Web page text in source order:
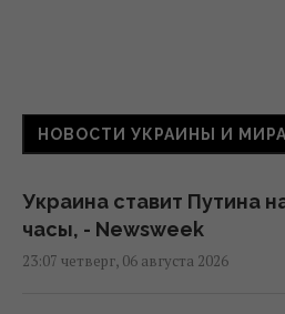
НОВОСТИ УКРАИНЫ И МИРА
Украина ставит Путина
часы, - Newsweek
23:07 четверг, 06 августа 2026